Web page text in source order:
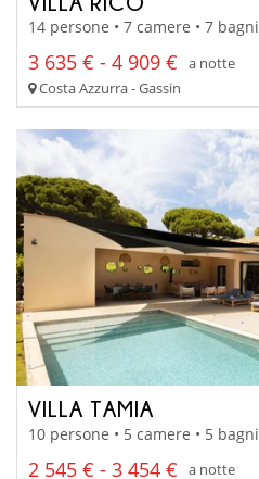
14 persone • 7 camere • 7 bagni
3 635 € - 4 909 €
a notte
Costa Azzurra - Gassin
VILLA TAMIA
10 persone • 5 camere • 5 bagni
2 545 € - 3 454 €
a notte